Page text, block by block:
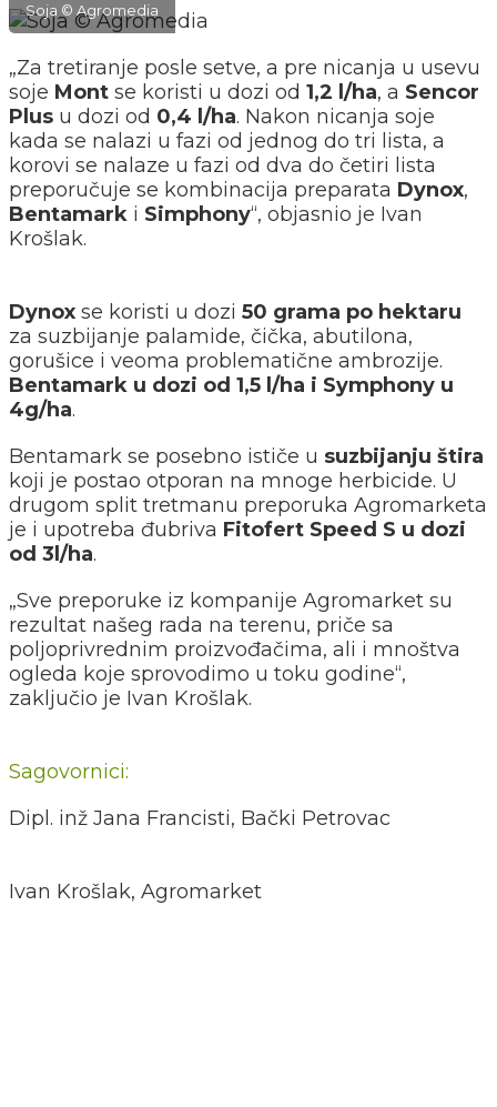
Soja © Agromedia
„Za tretiranje posle setve, a pre nicanja u usevu
soje Mont se koristi u dozi od 1,2 l/ha, a Sencor
Plus u dozi od 0,4 l/ha. Nakon nicanja soje
kada se nalazi u fazi od jednog do tri lista, a
korovi se nalaze u fazi od dva do četiri lista
preporučuje se kombinacija preparata Dynox,
Bentamark i Simphony“, objasnio je Ivan
Krošlak.
Dynox se koristi u dozi 50 grama po hektaru
za suzbijanje palamide, čička, abutilona,
gorušice i veoma problematične ambrozije.
Bentamark u dozi od 1,5 l/ha i Symphony u
4g/ha.
Bentamark se posebno ističe u suzbijanju štira
koji je postao otporan na mnoge herbicide. U
drugom split tretmanu preporuka Agromarketa
je i upotreba đubriva Fitofert Speed S u dozi
od 3l/ha.
„Sve preporuke iz kompanije Agromarket su
rezultat našeg rada na terenu, priče sa
poljoprivrednim proizvođačima, ali i mnoštva
ogleda koje sprovodimo u toku godine“,
zaključio je Ivan Krošlak.
Sagovornici:
Dipl. inž Jana Francisti, Bački Petrovac
Ivan Krošlak, Agromarket